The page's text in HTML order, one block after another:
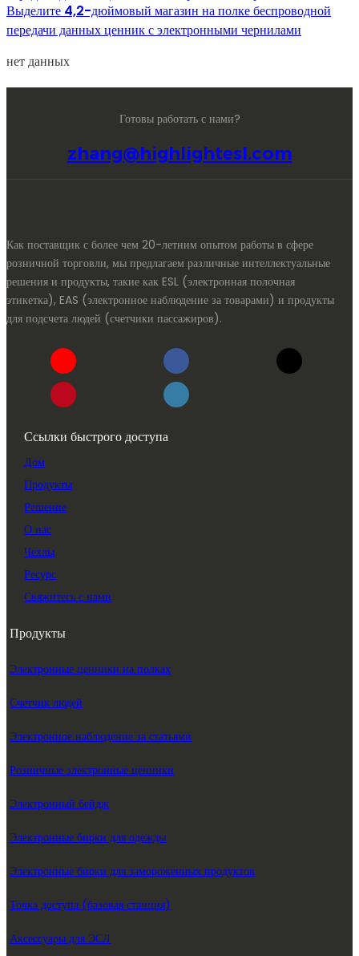
Выделите 4,2-дюймовый магазин на полке беспроводной
передачи данных ценник с электронными чернилами
нет данных
Готовы работать с нами?
zhang@highlightesl.com
Как поставщик с более чем 20-летним опытом работы в сфере
розничной торговли, мы предлагаем различные интеллектуальные
решения и продукты, такие как ESL (электронная полочная
этикетка), EAS (электронное наблюдение за товарами) и продукты
для подсчета людей (счетчики пассажиров).
Ссылки быстрого доступа
Дом
Продукты
Решение
О нас
Чехлы
Ресурс
Свяжитесь с нами
Продукты
Электронные ценники на полках
Счетчик людей
Электронное наблюдение за статьями
Розничные электронные ценники
Электронный бейдж
Электронные бирки для одежды
Электронные бирки для замороженных продуктов
Точка доступа (базовая станция)
Аксессуары для ЭСЛ